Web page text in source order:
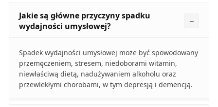
Jakie są główne przyczyny spadku
wydajności umysłowej?
Spadek wydajności umysłowej może być spowodowany
przemęczeniem, stresem, niedoborami witamin,
niewłaściwą dietą, nadużywaniem alkoholu oraz
przewlekłymi chorobami, w tym depresją i demencją.